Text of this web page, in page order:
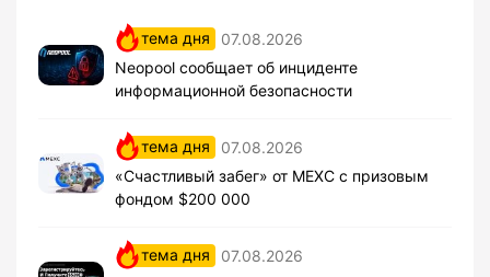
тема дня
07.08.2026
Neopool сообщает об инциденте
информационной безопасности
тема дня
07.08.2026
«Счастливый забег» от MEXC с призовым
фондом $200 000
тема дня
07.08.2026